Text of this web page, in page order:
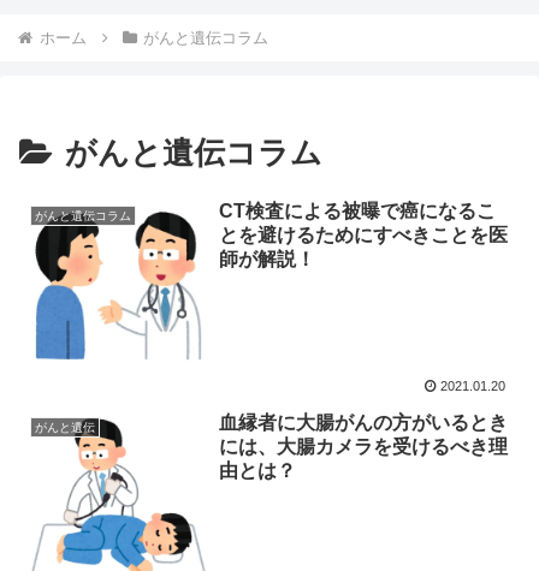
ホーム がんと遺伝コラム
がんと遺伝コラム
がんと遺伝コラム
CT検査による被曝で癌になるこ
とを避けるためにすべきことを医
師が解説！
2021.01.20
がんと遺伝
血縁者に大腸がんの方がいるとき
には、大腸カメラを受けるべき理
由とは？